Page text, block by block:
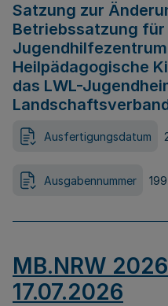
Satzung zur
Betriebssatzung für
Heilpädagogische
das LWL-
Ausfertigungsdatum
Ausgabennummer 199
MB.NRW
17.07.2026